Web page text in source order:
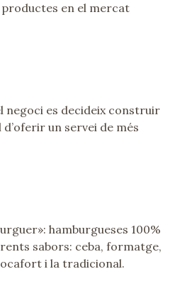
en el mercat
negoci es decideix construir
un servei de més
hamburgueses 100%
sabors: ceba, formatge,
i la tradicional.